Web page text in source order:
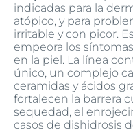
indicadas para la
atópico, y para
irritable y con picor.
empeora los
en la piel. La línea
único, un complejo
ceramidas y ácidos
fortalecen la barrera
sequedad, el
casos de dishidrosis